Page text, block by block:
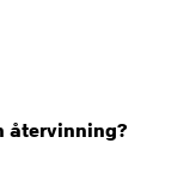
återvinning?